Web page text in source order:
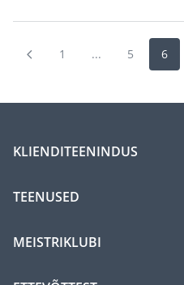
1 ... 5 6
KLIENDITEENINDUS
TEENUSED
MEISTRIKLUBI